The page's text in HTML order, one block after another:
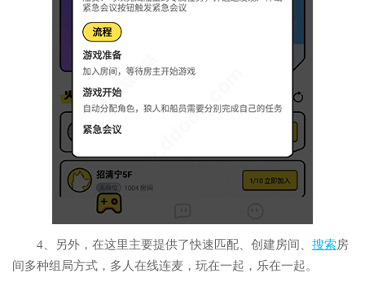
4、另外，在这里主要提供了快速匹配、创建房间、 搜索房
间多种组局方式，多人在线连麦，玩在一起，乐在一起。